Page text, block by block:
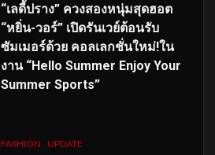
“เลดี้ปราง” ควงสองหนุ่มสุดฮอต
“หยิ่น-วอร์” เปิดรันเวย์ต้อนรับ
ซัมเมอร์ด้วย คอลเลกชั่นใหม่!ใน
งาน “Hello Summer Enjoy Your
Summer Sports”
FASHION UPDATE